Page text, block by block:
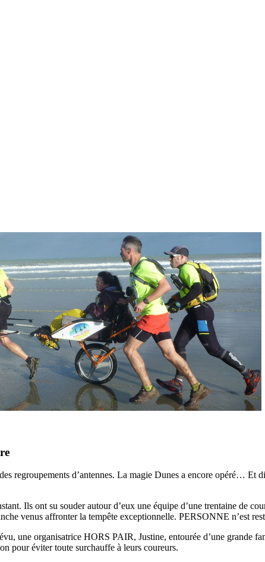
regroupements d’antennes. La magie Dunes a encore opéré… Et
Ils ont su souder autour d’eux une équipe d’une trentaine de
venus affronter la tempête exceptionnelle. PERSONNE n’est
une organisatrice HORS PAIR, Justine, entourée d’une grande
pour éviter toute surchauffe à leurs coureurs.